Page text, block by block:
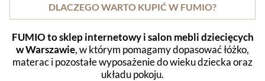
DLACZEGO WARTO KUPIĆ W FUMIO?
FUMIO to sklep internetowy i salon mebli dziecięcych
w Warszawie, w którym pomagamy dopasować łóżko,
materac i pozostałe wyposażenie do wieku dziecka oraz
układu pokoju.